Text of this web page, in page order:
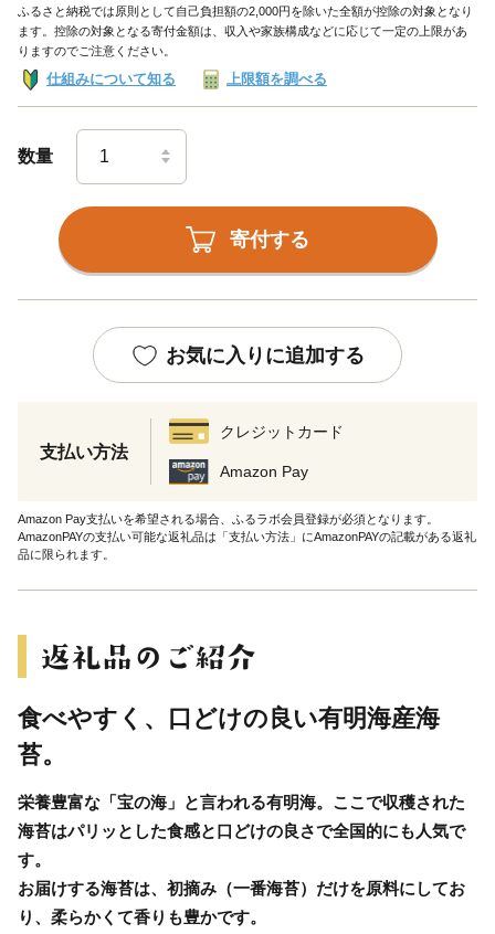
ふるさと納税では原則として自己負担額の2,000円を除いた全額が控除の対象となり
ます。控除の対象となる寄付金額は、収入や家族構成などに応じて一定の上限があ
りますのでご注意ください。
仕組みについて知る 上限額を調べる
数量
寄付する
お気に入りに追加する
支払い方法
クレジットカード
Amazon Pay
Amazon Pay支払いを希望される場合、ふるラボ会員登録が必須となります。
AmazonPAYの支払い可能な返礼品は「支払い方法」にAmazonPAYの記載がある返礼
品に限られます。
食べやすく、口どけの良い有明海産海
苔。
栄養豊富な「宝の海」と言われる有明海。ここで収穫された
海苔はパリッとした食感と口どけの良さで全国的にも人気で
す。
お届けする海苔は、初摘み（一番海苔）だけを原料にしてお
り、柔らかくて香りも豊かです。